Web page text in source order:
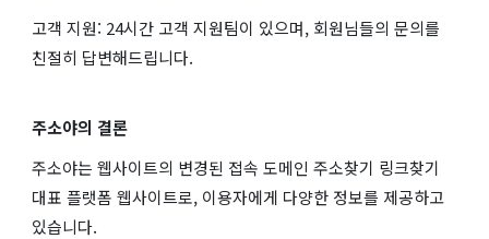
고객 지원: 24시간 고객 지원팀이 있으며, 회원님들의 문의를
친절히 답변해드립니다.
주소야의 결론
주소야는 웹사이트의 변경된 접속 도메인 주소찾기 링크찾기
대표 플랫폼 웹사이트로, 이용자에게 다양한 정보를 제공하고
있습니다.